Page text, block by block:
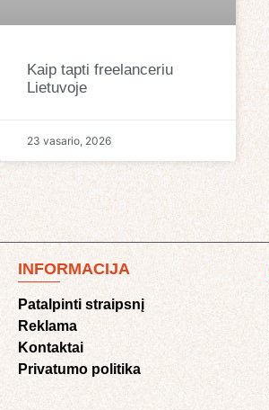
Kaip tapti freelanceriu
Lietuvoje
23 vasario, 2026
INFORMACIJA
Patalpinti straipsnį
Reklama
Kontaktai
Privatumo politika